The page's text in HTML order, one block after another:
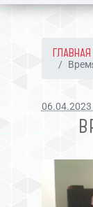
ГЛАВНАЯ
06.04.2023